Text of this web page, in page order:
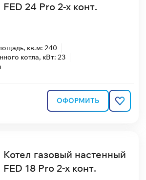
FED 24 Pro 2-х конт.
кв.м: 240
котла, кВт: 23
ОФОРМИТЬ
Котел газовый настенный
FED 18 Pro 2-х конт.